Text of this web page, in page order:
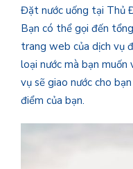
Đặt nước uống tại Thủ
Bạn có thể gọi đến
trang web của dịch vụ
loại nước mà bạn muốn
vụ sẽ giao nước cho
điểm của bạn.